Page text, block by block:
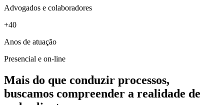
Advogados e colaboradores
+40
Anos de atuação
Presencial e on-line
Mais do que conduzir processos,
buscamos compreender a realidade de